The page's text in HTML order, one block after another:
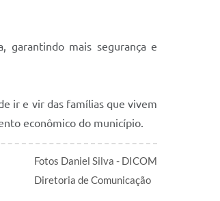
garantindo mais segurança e
ir e vir das famílias que vivem
econômico do município.
Fotos Daniel Silva - DICOM
Diretoria de Comunicação